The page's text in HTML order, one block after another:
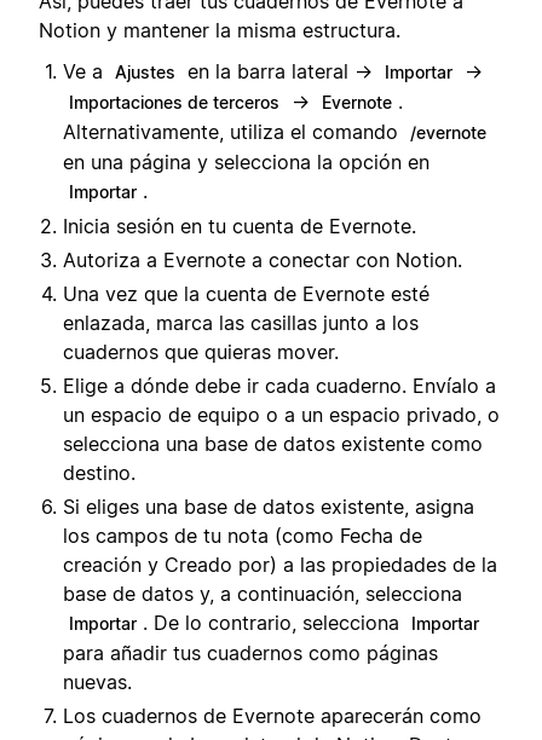
Notion y mantener la misma estructura.
Ve a
Ajustes en la barra lateral → Importar →
Importaciones de terceros → Evernote .
Alternativamente, utiliza el comando
/evernote
en una página y selecciona la opción en
Importar .
Inicia sesión en tu cuenta de Evernote.
Autoriza a Evernote a conectar con Notion.
Una vez que la cuenta de Evernote esté
enlazada, marca las casillas junto a los
cuadernos que quieras mover.
Elige a dónde debe ir cada cuaderno. Envíalo a
un espacio de equipo o a un espacio privado, o
selecciona una base de datos existente como
destino.
Si eliges una base de datos existente, asigna
los campos de tu nota (como Fecha de
creación y Creado por) a las propiedades de la
base de datos y, a continuación, selecciona
Importar . De lo contrario, selecciona Importar
para añadir tus cuadernos como páginas
nuevas.
Los cuadernos de Evernote aparecerán como